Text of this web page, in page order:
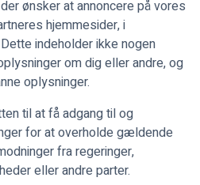
ønsker at annoncere på vores
hjemmesider, i
indeholder ikke nogen
om dig eller andre, og
oplysninger.
til at få adgang til og
for at overholde gældende
fra regeringer,
eller andre parter.